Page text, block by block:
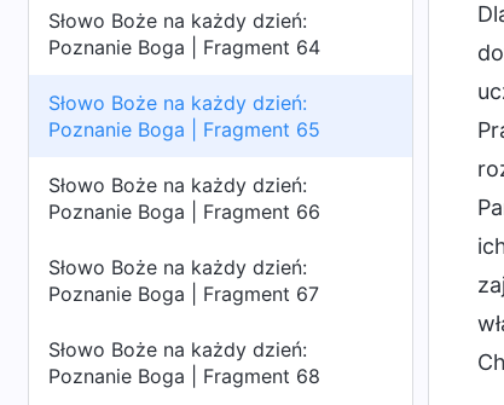
Słowo Boże na każdy dzień:
Poznanie Boga | Fragment 64
Słowo Boże na każdy dzień:
Poznanie Boga | Fragment 65
Słowo Boże na każdy dzień:
Poznanie Boga | Fragment 66
Słowo Boże na każdy dzień:
Poznanie Boga | Fragment 67
Słowo Boże na każdy dzień:
Poznanie Boga | Fragment 68